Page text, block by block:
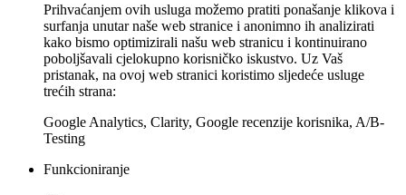
Prihvaćanjem ovih usluga možemo pratiti ponašanje klikova i
surfanja unutar naše web stranice i anonimno ih analizirati
kako bismo optimizirali našu web stranicu i kontinuirano
poboljšavali cjelokupno korisničko iskustvo. Uz Vaš
pristanak, na ovoj web stranici koristimo sljedeće usluge
trećih strana:
Google Analytics, Clarity, Google recenzije korisnika, A/B-
Testing
Funkcioniranje